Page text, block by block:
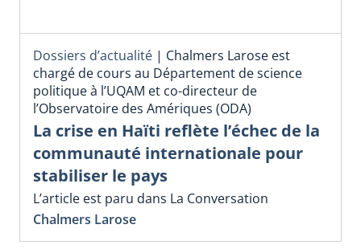
Dossiers d’actualité | Chalmers Larose est
chargé de cours au Département de science
politique à l’UQAM et co-directeur de
l’Observatoire des Amériques (ODA)
La crise en Haïti reflète l’échec de la
communauté internationale pour
stabiliser le pays
L’article est paru dans La Conversation
Chalmers Larose